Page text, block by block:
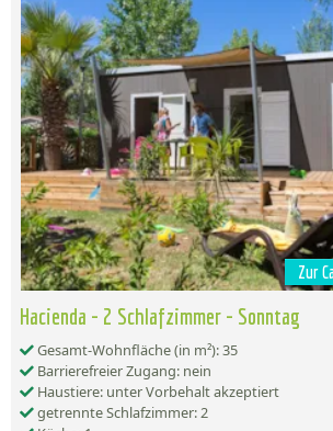
Zur
Hacienda - 2 Schlafzimmer - Sonntag
Gesamt-Wohnfläche (in m²): 35
Barrierefreier Zugang: nein
Haustiere: unter Vorbehalt akzeptiert
getrennte Schlafzimmer: 2